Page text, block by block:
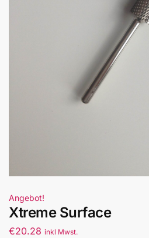
Angebot!
Xtreme Surface
€20.28 inkl Mwst.